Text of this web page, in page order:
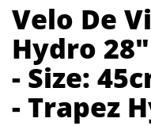
Velo De
Hydro
- Size:
- Trapez